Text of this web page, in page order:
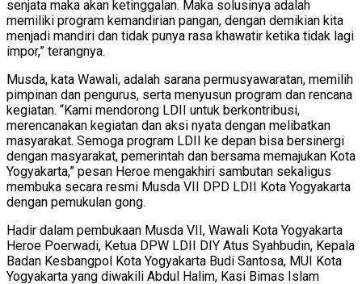
senjata maka akan ketinggalan. Maka solusinya adalah
memiliki program kemandirian pangan, dengan demikian kita
menjadi mandiri dan tidak punya rasa khawatir ketika tidak lagi
impor,” terangnya.
Musda, kata Wawali, adalah sarana permusyawaratan, memilih
pimpinan dan pengurus, serta menyusun program dan rencana
kegiatan. “Kami mendorong LDII untuk berkontribusi,
merencanakan kegiatan dan aksi nyata dengan melibatkan
masyarakat. Semoga program LDII ke depan bisa bersinergi
dengan masyarakat, pemerintah dan bersama memajukan Kota
Yogyakarta,” pesan Heroe mengakhiri sambutan sekaligus
membuka secara resmi Musda VII DPD LDII Kota Yogyakarta
dengan pemukulan gong.
Hadir dalam pembukaan Musda VII, Wawali Kota Yogyakarta
Heroe Poerwadi, Ketua DPW LDII DIY Atus Syahbudin, Kepala
Badan Kesbangpol Kota Yogyakarta Budi Santosa, MUI Kota
Yogyakarta yang diwakili Abdul Halim, Kasi Bimas Islam